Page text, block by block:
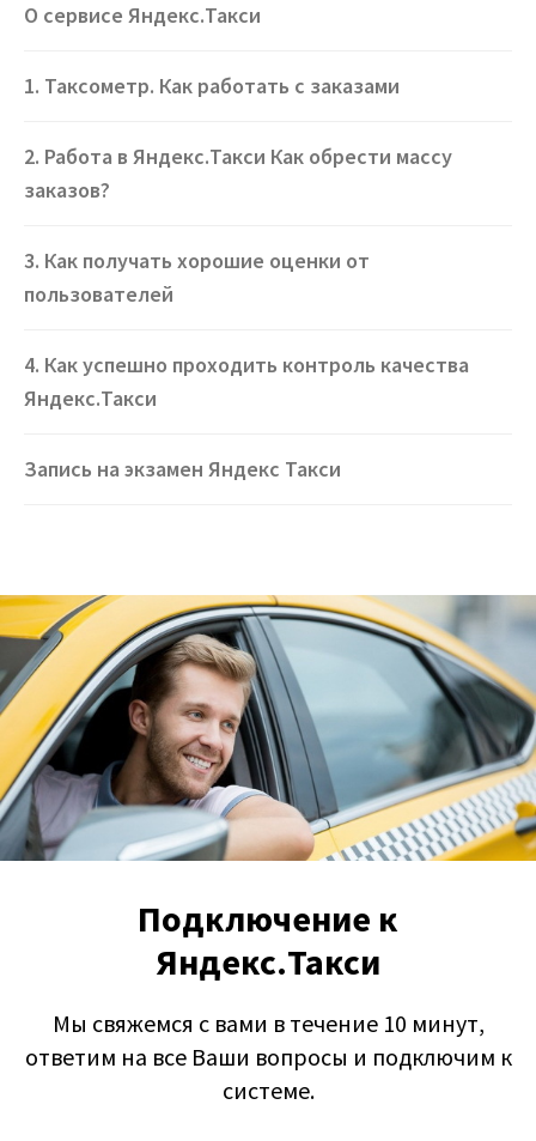
О сервисе Яндекс.Такси
1. Таксометр. Как работать с заказами
2. Работа в Яндекс.Такси Как обрести массу
заказов?
3. Как получать хорошие оценки от
пользователей
4. Как успешно проходить контроль качества
Яндекс.Такси
Запись на экзамен Яндекс Такси
Подключение к
Яндекс.Такси
Мы свяжемся с вами в течение 10 минут,
ответим на все Ваши вопросы и подключим к
системе.